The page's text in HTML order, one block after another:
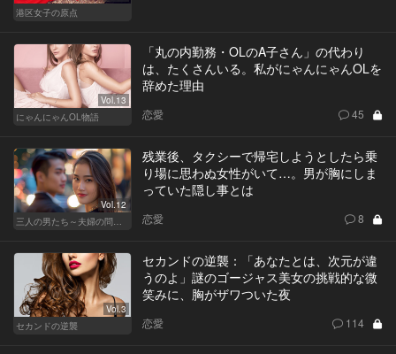
港区女子の原点
Vol.13
にゃんにゃんOL物語
「丸の内勤務・OLのA子さん」の代わり
は、たくさんいる。私がにゃんにゃんOLを
辞めた理由
恋愛 45
Vol.12
残業後、タクシーで帰宅しようとしたら乗
り場に思わぬ女性がいて…。男が胸にしま
っていた隠し事とは
恋愛 8
Vol.3
セカンドの逆襲
セカンドの逆襲：「あなたとは、次元が違
うのよ」謎のゴージャス美女の挑戦的な微
笑みに、胸がザワついた夜
恋愛 114